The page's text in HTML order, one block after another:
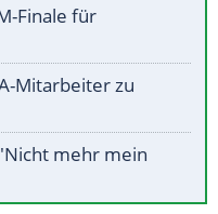
Finale für
Mitarbeiter zu
mehr mein